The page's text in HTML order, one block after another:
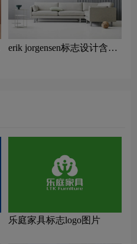
erik jorgensen标志设计含义
乐庭家具标志logo图片